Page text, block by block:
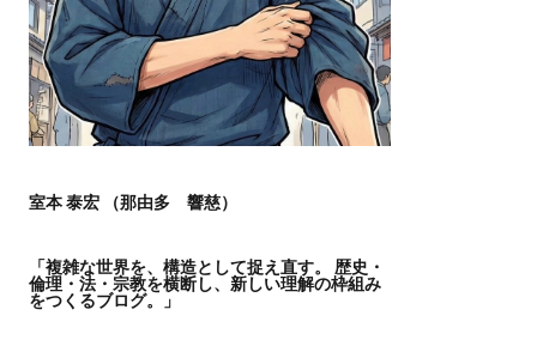
室本 泰宏 （那由多 響慈）
「複雑な世界を、構造として捉え直す。
歴史・
倫理・法・宗教を横断し、新しい理解の枠組み
をつくるブログ。」